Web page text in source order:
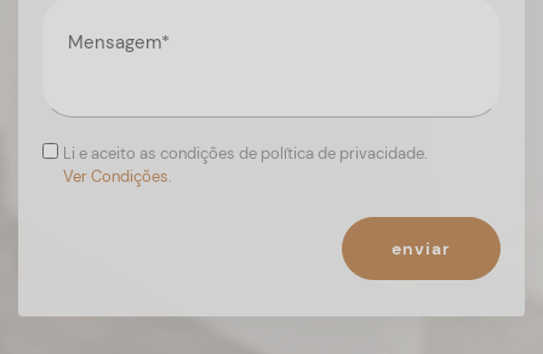
Li e aceito as condições de política de privacidade.
Ver Condições.
enviar